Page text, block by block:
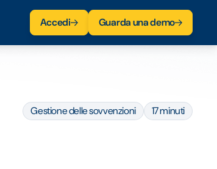
Accedi Guarda una demo
Gestione delle sovvenzioni 17 minuti